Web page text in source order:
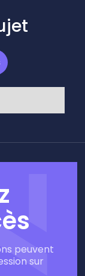
peuvent
sur